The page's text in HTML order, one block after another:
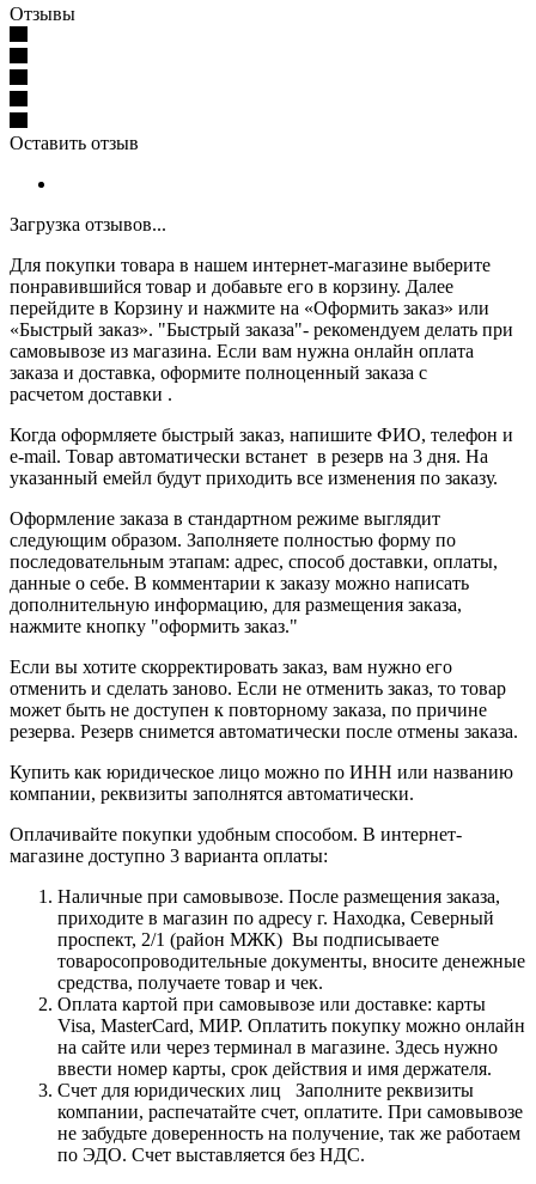
Отзывы
Оставить отзыв
Загрузка отзывов...
Для покупки товара в нашем интернет-магазине выберите
понравившийся товар и добавьте его в корзину. Далее
перейдите в Корзину и нажмите на «Оформить заказ» или
«Быстрый заказ». "Быстрый заказа"- рекомендуем делать при
самовывозе из магазина. Если вам нужна онлайн оплата
заказа и доставка, оформите полноценный заказа с
расчетом доставки .
Когда оформляете быстрый заказ, напишите ФИО, телефон и
e-mail. Товар автоматически встанет в резерв на 3 дня. На
указанный емейл будут приходить все изменения по заказу.
Оформление заказа в стандартном режиме выглядит
следующим образом. Заполняете полностью форму по
последовательным этапам: адрес, способ доставки, оплаты,
данные о себе. В комментарии к заказу можно написать
дополнительную информацию, для размещения заказа,
нажмите кнопку "оформить заказ."
Если вы хотите скорректировать заказ, вам нужно его
отменить и сделать заново. Если не отменить заказ, то товар
может быть не доступен к повторному заказа, по причине
резерва. Резерв снимется автоматически после отмены заказа.
Купить как юридическое лицо можно по ИНН или названию
компании, реквизиты заполнятся автоматически.
Оплачивайте покупки удобным способом. В интернет-
магазине доступно 3 варианта оплаты:
Наличные при самовывозе. После размещения заказа,
приходите в магазин по адресу г. Находка, Северный
проспект, 2/1 (район МЖК) Вы подписываете
товаросопроводительные документы, вносите денежные
средства, получаете товар и чек.
Оплата картой при самовывозе или доставке: карты
Visa, MasterCard, МИР. Оплатить покупку можно онлайн
на сайте или через терминал в магазине. Здесь нужно
ввести номер карты, срок действия и имя держателя.
Счет для юридических лиц Заполните реквизиты
компании, распечатайте счет, оплатите. При самовывозе
не забудьте доверенность на получение, так же работаем
по ЭДО. Счет выставляется без НДС.